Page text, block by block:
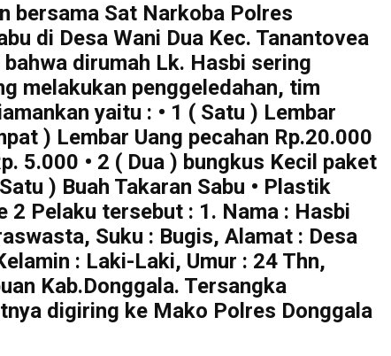
bersama Sat Narkoba Polres
di Desa Wani Dua Kec. Tanantovea
dirumah Lk. Hasbi sering
melakukan penggeledahan, tim
yaitu : • 1 ( Satu ) Lembar
) Lembar Uang pecahan Rp.20.000
5.000 • 2 ( Dua ) bungkus Kecil paket
) Buah Takaran Sabu • Plastik
2 Pelaku tersebut : 1. Nama : Hasbi
Suku : Bugis, Alamat : Desa
: Laki-Laki, Umur : 24 Thn,
Kab.Donggala. Tersangka
digiring ke Mako Polres Donggala